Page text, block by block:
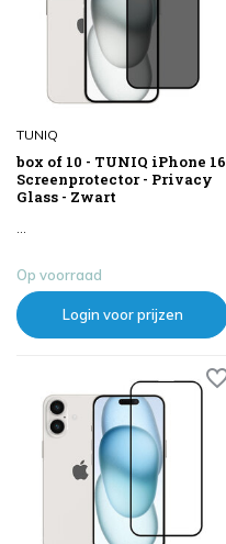
TUNIQ
box of 10 - TUNIQ iPhone 16
Screenprotector - Privacy
Glass - Zwart
Op voorraad
Login voor prijzen